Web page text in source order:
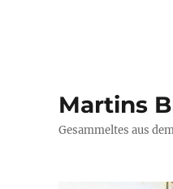
Martins
Gesammeltes aus